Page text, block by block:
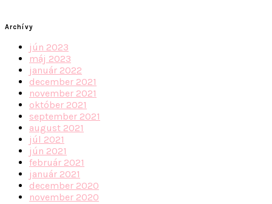
Archívy
jún 2023
máj 2023
január 2022
december 2021
november 2021
október 2021
september 2021
august 2021
júl 2021
jún 2021
február 2021
január 2021
december 2020
november 2020